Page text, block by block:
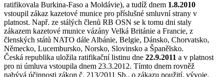
ratifikovala Burkina-Faso a Moldávie), a tudíž dnem 1.8.2010
vstoupil zákaz kazetové munice pro příslušné smluvní strany v
platnost. Např. ze stálých členů RB OSN se k tomu dni staly
zákazem kazetové munice vázány Velká Británie a Francie, z
členských států NATO dále Albánie, Belgie, Dánsko, Chorvatsko,
Německo, Lucembursko, Norsko, Slovinsko a Španělsko.
Česká republika uložila ratifikační listinu dne 22.9.2011 a v platnost
pro ni úmluva vstoupila dnem 23.3.2012. Tímto dnem rovněž
nabývá účinnosti zákon č. 213/2011 Sb., o zákazu použití, vývoje,